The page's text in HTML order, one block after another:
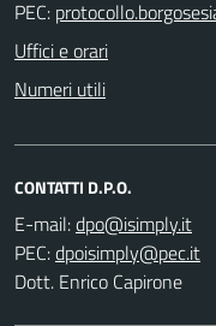
PEC:
Uffici e orari
Numeri utili
CONTATTI D.P.O.
E-mail:
PEC:
Dott. Enrico Capirone